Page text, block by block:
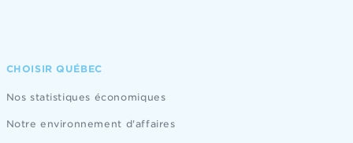
CHOISIR QUÉBEC
Nos statistiques économiques
Notre environnement d'affaires